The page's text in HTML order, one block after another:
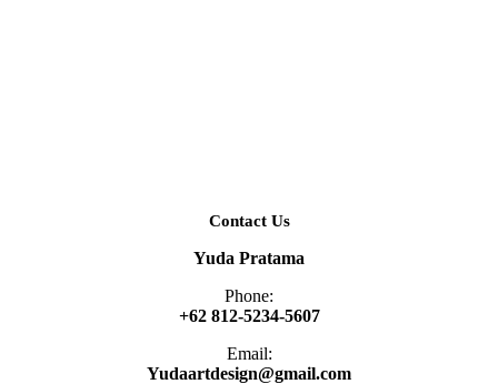
Contact Us
Yuda Pratama
Phone:
+62 812-5234-5607
Email:
Yudaartdesign@gmail.com